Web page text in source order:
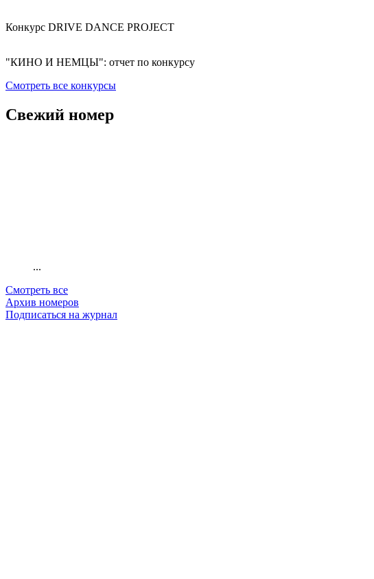
Конкурс DRIVE DANCE PROJECT
"КИНО И НЕМЦЫ": отчет по конкурсу
Смотреть все конкурсы
Свежий номер
...
Смотреть все
Архив номеров
Подписаться на журнал